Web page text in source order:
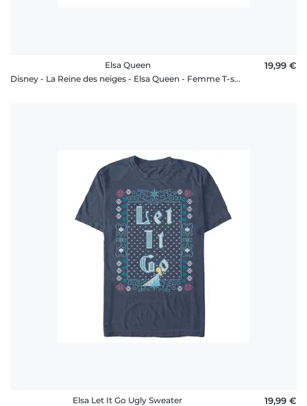
Elsa Queen
Disney - La Reine des neiges - Elsa Queen - Femme T-shirt
19,99 €
Elsa Let It Go Ugly Sweater
19,99 €